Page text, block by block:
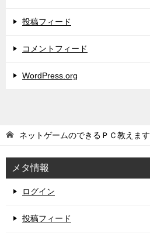
投稿フィード
コメントフィード
WordPress.org
ネットゲームのできるＰＣ教えます
メタ情報
ログイン
投稿フィード